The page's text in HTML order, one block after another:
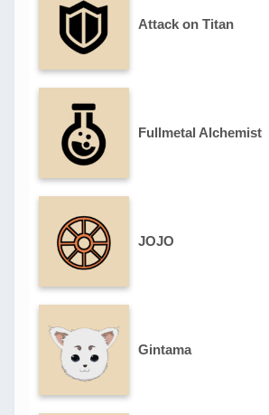
Attack on Titan
Fullmetal Alchemist
JOJO
Gintama